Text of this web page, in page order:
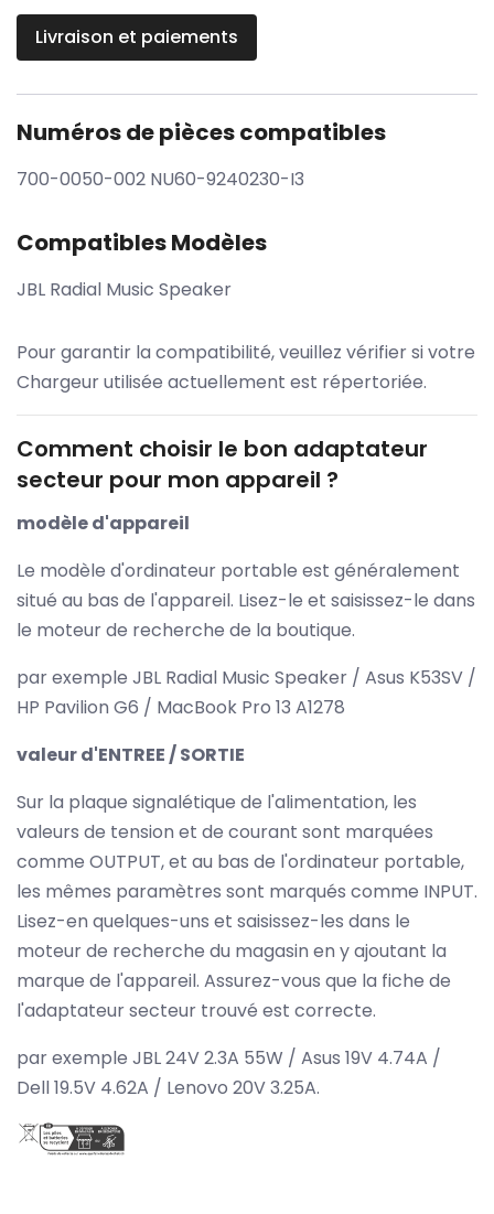
Livraison et paiements
Numéros de pièces compatibles
700-0050-002 NU60-9240230-I3
Compatibles Modèles
JBL Radial Music Speaker
Pour garantir la compatibilité, veuillez vérifier si votre
Chargeur utilisée actuellement est répertoriée.
Comment choisir le bon adaptateur
secteur pour mon appareil ?
modèle d'appareil
Le modèle d'ordinateur portable est généralement
situé au bas de l'appareil. Lisez-le et saisissez-le dans
le moteur de recherche de la boutique.
par exemple JBL Radial Music Speaker / Asus K53SV /
HP Pavilion G6 / MacBook Pro 13 A1278
valeur d'ENTREE / SORTIE
Sur la plaque signalétique de l'alimentation, les
valeurs de tension et de courant sont marquées
comme OUTPUT, et au bas de l'ordinateur portable,
les mêmes paramètres sont marqués comme INPUT.
Lisez-en quelques-uns et saisissez-les dans le
moteur de recherche du magasin en y ajoutant la
marque de l'appareil. Assurez-vous que la fiche de
l'adaptateur secteur trouvé est correcte.
par exemple JBL 24V 2.3A 55W / Asus 19V 4.74A /
Dell 19.5V 4.62A / Lenovo 20V 3.25A.